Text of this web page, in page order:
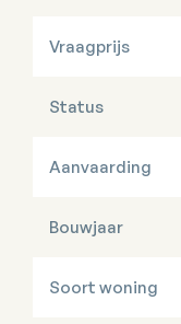
Vraagprijs
Status
Aanvaarding
Bouwjaar
Soort woning